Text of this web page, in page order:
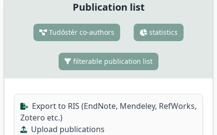
Publication list
Tudóstér co-authors statistics
filterable publication list
Export to RIS (EndNote, Mendeley, RefWorks,
Zotero etc.)
Upload publications